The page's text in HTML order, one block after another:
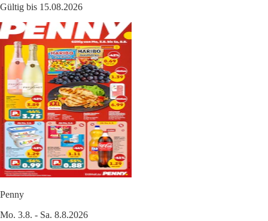
Gültig bis 15.08.2026
Penny
Mo. 3.8. - Sa. 8.8.2026